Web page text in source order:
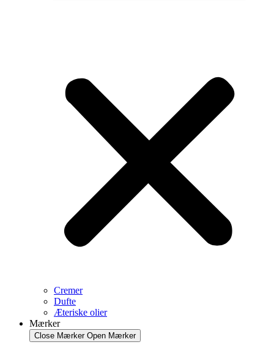
Cremer
Dufte
Æteriske olier
Mærker
Close Mærker Open Mærker